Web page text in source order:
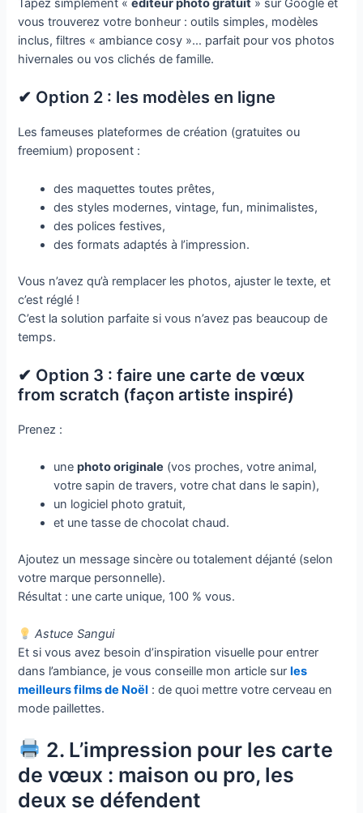
Tapez simplement «éditeur photo gratuit » sur Google et
vous trouverez votre bonheur : outils simples, modèles
inclus, filtres « ambiance cosy »… parfait pour vos photos
hivernales ou vos clichés de famille.
✔ Option 2 : les modèles en ligne
Les fameuses plateformes de création (gratuites ou
freemium) proposent :
des maquettes toutes prêtes,
des styles modernes, vintage, fun, minimalistes,
des polices festives,
des formats adaptés à l’impression.
Vous n’avez qu’à remplacer les photos, ajuster le texte, et
c’est réglé !
C’est la solution parfaite si vous n’avez pas beaucoup de
temps.
✔ Option 3 : faire une carte de vœux
from scratch (façon artiste inspiré)
Prenez :
unephoto originale (vos proches, votre animal,
votre sapin de travers, votre chat dans le sapin),
un logiciel photo gratuit,
et une tasse de chocolat chaud.
Ajoutez un message sincère ou totalement déjanté (selon
votre marque personnelle).
Résultat : une carte unique, 100 % vous.
Astuce Sangui
Et si vous avez besoin d’inspiration visuelle pour entrer
dans l’ambiance, je vous conseille mon article sur les
meilleurs films de Noël : de quoi mettre votre cerveau en
mode paillettes.
2. L’impression pour les carte
de vœux : maison ou pro, les
deux se défendent